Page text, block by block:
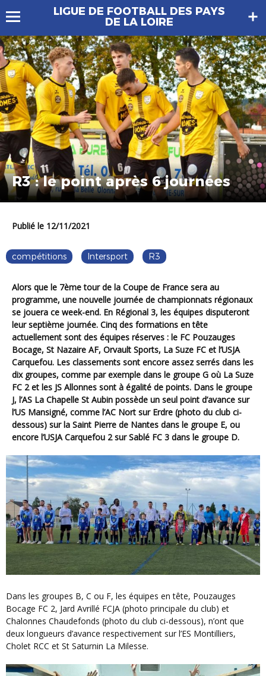
LIGUE DE FOOTBALL DES PAYS
DE LA LOIRE
R3 : le point après 6 journées
Publié le 12/11/2021
compétitions Intersport R3
Alors que le 7ème tour de la Coupe de France sera au
programme, une nouvelle journée de championnats régionaux
se jouera ce week-end. En Régional 3, les équipes disputeront
leur septième journée. Cinq des formations en tête
actuellement sont des équipes réserves : le FC Pouzauges
Bocage, St Nazaire AF, Orvault Sports, La Suze FC et l’USJA
Carquefou. Les classements sont encore assez serrés dans les
dix groupes, comme par exemple dans le groupe G où La Suze
FC 2 et les JS Allonnes sont à égalité de points. Dans le groupe
J, l’AS La Chapelle St Aubin possède un seul point d’avance sur
l’US Mansigné, comme l’AC Nort sur Erdre (photo du club ci-
dessous) sur la Saint Pierre de Nantes dans le groupe E, ou
encore l’USJA Carquefou 2 sur Sablé FC 3 dans le groupe D.
Dans les groupes B, C ou F, les équipes en tête, Pouzauges
Bocage FC 2, Jard Avrillé FCJA (photo principale du club) et
Chalonnes Chaudefonds (photo du club ci-dessous), n’ont que
deux longueurs d’avance respectivement sur l’ES Montilliers,
Cholet RCC et St Saturnin La Milesse.